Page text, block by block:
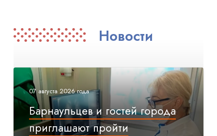
Новости
07 августа 2026 года
Барнаульцев и гостей города
приглашают пройти